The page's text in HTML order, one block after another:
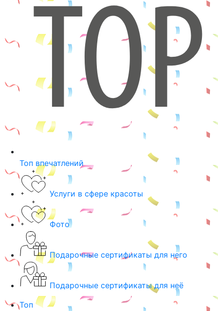
Топ впечатлений
Услуги в сфере красоты
Фото
Подарочные сертификаты для него
Подарочные сертификаты для неё
Топ